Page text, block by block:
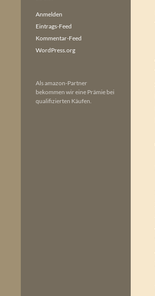
Anmelden
Eintrags-Feed
Kommentar-Feed
WordPress.org
Als amazon-Partner
bekommen wir eine Prämie bei
qualifizierten Käufen.